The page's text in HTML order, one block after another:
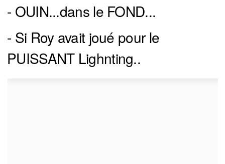
- OUIN...dans le FOND...
- Si Roy avait joué pour le
PUISSANT Lighnting..